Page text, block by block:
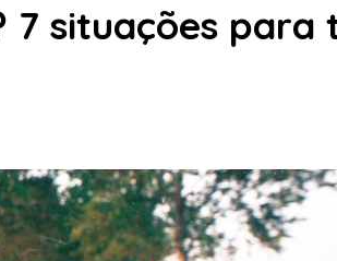
7 situações para